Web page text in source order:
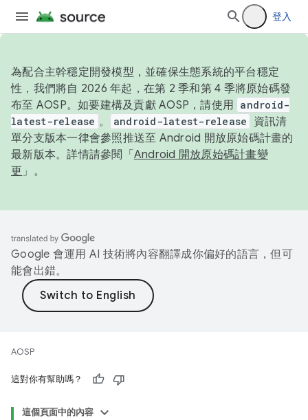
登入
為配合主幹穩定開發模型，並確保生態系統的平台穩定
性，我們將自 2026 年起，在第 2 季和第 4 季將原始碼發
布至 AOSP。如要建構及貢獻 AOSP，請使用 android-
latest-release 。 android-latest-release
資訊清
單分支版本一律會參照推送至 Android 開放原始碼計畫的
最新版本。詳情請參閱「 Android 開放原始碼計畫變
更 」。
Google 會運用 AI 技術將內容翻譯成你偏好的語言，但可
能會出錯。
AOSP
這對你有幫助嗎？
這個頁面中的內容